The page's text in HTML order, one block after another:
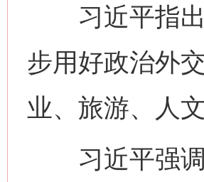
习近平指出
步用好政治外
业、旅游、人
习近平强调